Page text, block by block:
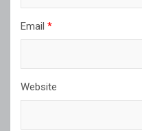
Email *
Website